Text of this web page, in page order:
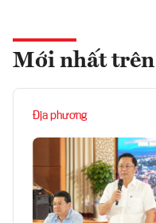
Mới nhất trên
Địa phương